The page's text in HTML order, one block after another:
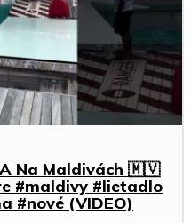
Na Maldivách 🇲🇻
#maldivy #lietadlo
#nové (VIDEO)